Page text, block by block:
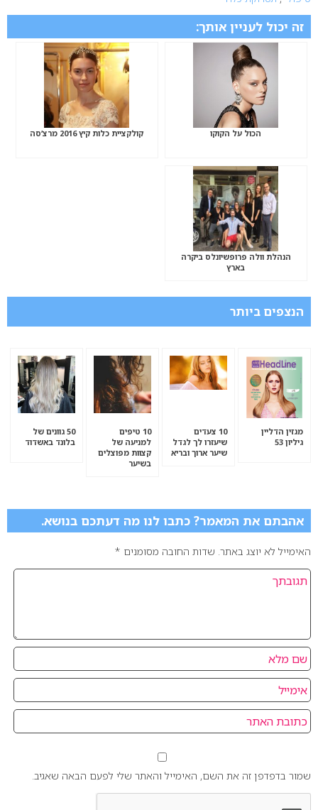
זה יכול לעניין אותך:
הכול על הקוקו קולקציית כלות קיץ 2016 מרצ’סה
הנהלת וולה פרופשיונלס ביקרה
בארץ
הנצפים ביותר
מגזין הדליין
גיליון 53
10 צעדים
שיעזרו לך לגדל
שיער ארוך ובריא
10 טיפים
למניעה של
קצוות מפוצלים
בשיער
50 גוונים של
בלונד באשדוד
אהבתם את המאמר? כתבו לנו מה דעתכם בנושא.
האימייל לא יוצג באתר. שדות החובה מסומנים *
שמור בדפדפן זה את השם, האימייל והאתר שלי לפעם הבאה שאגיב.